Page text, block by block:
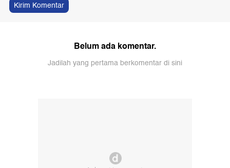
Kirim Komentar
Belum ada komentar.
Jadilah yang pertama berkomentar di sini